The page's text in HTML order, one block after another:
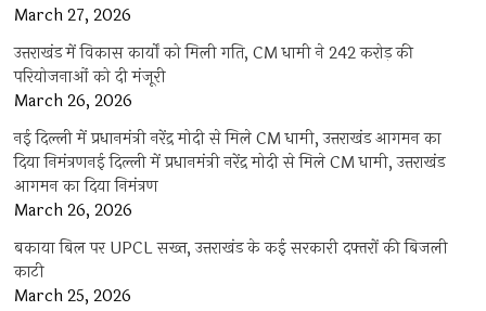
March 27, 2026
उत्तराखंड में विकास कार्यों को मिली गति, CM धामी ने 242 करोड़ की
परियोजनाओं को दी मंजूरी
March 26, 2026
नई दिल्ली में प्रधानमंत्री नरेंद्र मोदी से मिले CM धामी, उत्तराखंड आगमन का
दिया निमंत्रणनई दिल्ली में प्रधानमंत्री नरेंद्र मोदी से मिले CM धामी, उत्तराखंड
आगमन का दिया निमंत्रण
March 26, 2026
बकाया बिल पर UPCL सख्त, उत्तराखंड के कई सरकारी दफ्तरों की बिजली
काटी
March 25, 2026